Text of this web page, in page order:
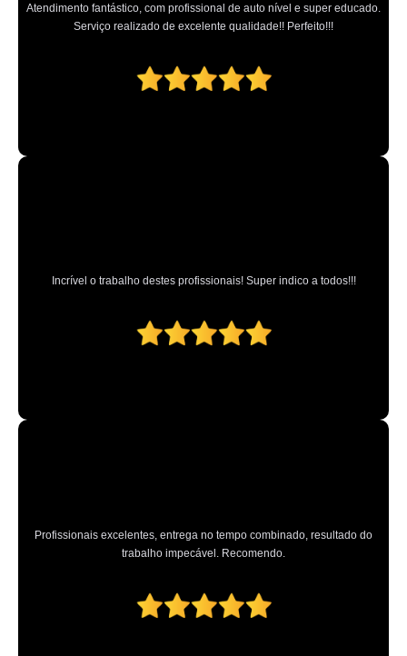
Atendimento fantástico, com profissional de auto nível e super educado.
Serviço realizado de excelente qualidade!! Perfeito!!!
Incrível o trabalho destes profissionais! Super indico a todos!!!
Profissionais excelentes, entrega no tempo combinado, resultado do
trabalho impecável. Recomendo.